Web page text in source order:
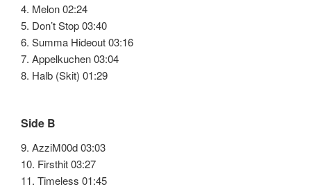
4. Melon 02:24
5. Don’t Stop 03:40
6. Summa Hideout 03:16
7. Appelkuchen 03:04
8. Halb (Skit) 01:29
Side B
9. AzziM00d 03:03
10. Firsthit 03:27
11. Timeless 01:45